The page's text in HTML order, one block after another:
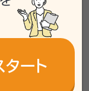
。お気軽にお問
）
ート